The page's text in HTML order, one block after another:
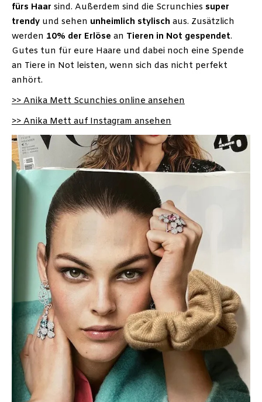
fürs Haar sind. Außerdem sind die Scrunchies super
trendy und sehen unheimlich stylisch aus. Zusätzlich
werden 10% der Erlöse an Tieren in Not gespendet.
Gutes tun für eure Haare und dabei noch eine Spende
an Tiere in Not leisten, wenn sich das nicht perfekt
anhört.
>> Anika Mett Scunchies online ansehen
>> Anika Mett auf Instagram ansehen